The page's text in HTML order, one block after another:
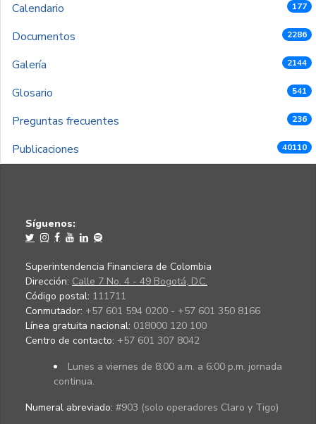
Calendario
177
Documentos 2286
Galería 2144
Glosario 541
Preguntas frecuentes 236
Publicaciones 40110
Síguenos:
Superintendencia Financiera de Colombia
Dirección: Calle 7 No. 4 - 49 Bogotá, D.C.
Código postal: 111711
Conmutador: +57 601 594 0200 - +57 601 350 8166
Línea gratuita nacional: 018000 120 100
Centro de contacto: +57 601 307 8042
Lunes a viernes de 8:00 a.m. a 6:00 p.m. jornada
continua.
Numeral abreviado: #903 (solo operadores Claro y Tigo)